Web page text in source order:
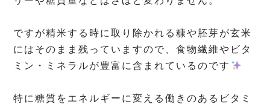
ですが精米する時に取り除かれる糠や胚芽が玄米
にはそのまま残っていますので、食物繊維やビタ
ミン・ミネラルが豊富に含まれているのです
特に糖質をエネルギーに変える働きのあるビタミ